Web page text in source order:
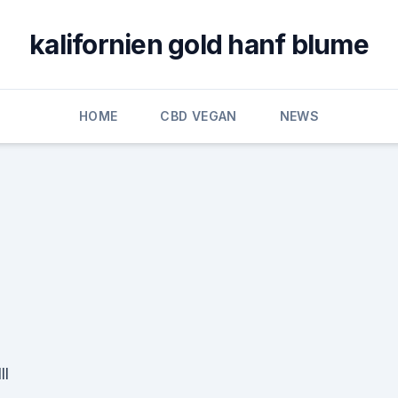
kalifornien gold hanf blume
HOME CBD VEGAN NEWS